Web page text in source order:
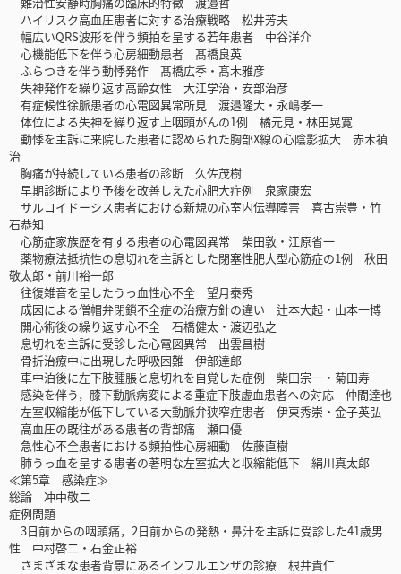
ハイリスク高血圧患者に対する治療戦略 松井芳夫
幅広いQRS波形を伴う頻拍を呈する若年患者 中谷洋介
心機能低下を伴う心房細動患者 髙橋良英
ふらつきを伴う動悸発作 髙橋広季・髙木雅彦
失神発作を繰り返す高齢女性 大江学治・安部治彦
有症候性徐脈患者の心電図異常所見 渡邉隆大・永嶋孝一
体位による失神を繰り返す上咽頭がんの1例 橘元見・林田晃寛
動悸を主訴に来院した患者に認められた胸部X線の心陰影拡大 赤木禎
治
胸痛が持続している患者の診断 久佐茂樹
早期診断により予後を改善しえた心肥大症例 泉家康宏
サルコイドーシス患者における新規の心室内伝導障害 喜古崇豊・竹
石恭知
心筋症家族歴を有する患者の心電図異常 柴田敦・江原省一
薬物療法抵抗性の息切れを主訴とした閉塞性肥大型心筋症の1例 秋田
敬太郎・前川裕一郎
往復雑音を呈したうっ血性心不全 望月泰秀
成因による僧帽弁閉鎖不全症の治療方針の違い 辻本大起・山本一博
開心術後の繰り返す心不全 石橋健太・渡辺弘之
息切れを主訴に受診した心電図異常 出雲昌樹
骨折治療中に出現した呼吸困難 伊部達郎
車中泊後に左下肢腫脹と息切れを自覚した症例 柴田宗一・菊田寿
感染を伴う，膝下動脈病変による重症下肢虚血患者への対応 仲間達也
左室収縮能が低下している大動脈弁狭窄症患者 伊東秀崇・金子英弘
高血圧の既往がある患者の背部痛 瀬口優
急性心不全患者における頻拍性心房細動 佐藤直樹
肺うっ血を呈する患者の著明な左室拡大と収縮能低下 絹川真太郎
≪第5章 感染症≫
総論 冲中敬二
症例問題
3日前からの咽頭痛，2日前からの発熱・鼻汁を主訴に受診した41歳男
性 中村啓二・石金正裕
さまざまな患者背景にあるインフルエンザの診療 根井貴仁